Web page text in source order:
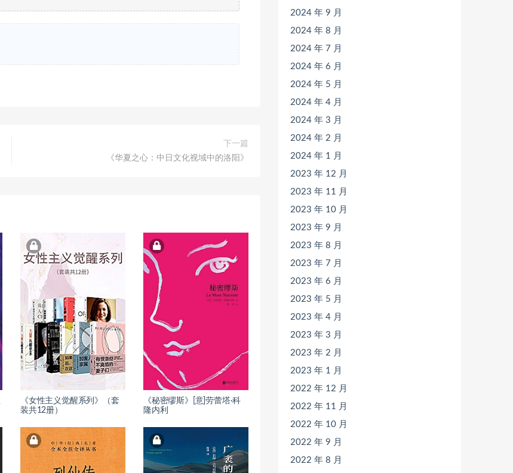
下一篇
《华夏之心：中日文化视域中的洛阳》
《女性主义觉醒系列》（套
装共12册）
《秘密缪斯》[意]劳蕾塔·科
隆内利
2024 年 9 月
2024 年 8 月
2024 年 7 月
2024 年 6 月
2024 年 5 月
2024 年 4 月
2024 年 3 月
2024 年 2 月
2024 年 1 月
2023 年 12 月
2023 年 11 月
2023 年 10 月
2023 年 9 月
2023 年 8 月
2023 年 7 月
2023 年 6 月
2023 年 5 月
2023 年 4 月
2023 年 3 月
2023 年 2 月
2023 年 1 月
2022 年 12 月
2022 年 11 月
2022 年 10 月
2022 年 9 月
2022 年 8 月